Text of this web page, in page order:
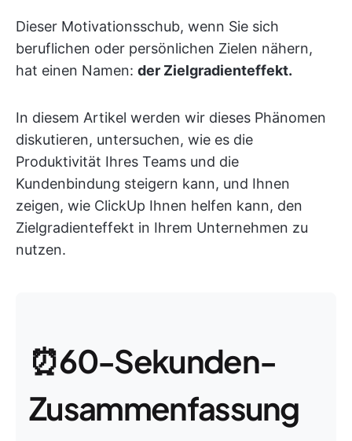
Dieser Motivationsschub, wenn Sie sich
beruflichen oder persönlichen Zielen nähern,
hat einen Namen: der Zielgradienteffekt.
In diesem Artikel werden wir dieses Phänomen
diskutieren, untersuchen, wie es die
Produktivität Ihres Teams und die
Kundenbindung steigern kann, und Ihnen
zeigen, wie ClickUp Ihnen helfen kann, den
Zielgradienteffekt in Ihrem Unternehmen zu
nutzen.
⏰60-Sekunden-
Zusammenfassung